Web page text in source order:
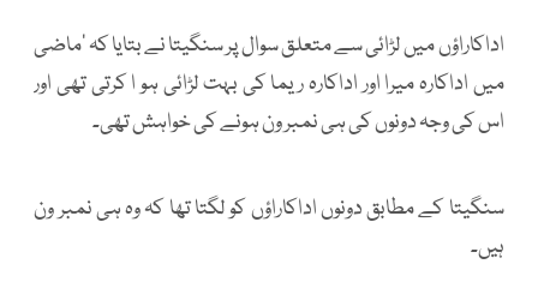
اداکاراؤں میں لڑائی سے متعلق سوال پر سنگیتا نے بتایا کہ ’ماضی
میں اداکارہ میرا اور اداکارہ ریما کی بہت لڑائی ہو ا کرتی تھی اور
اس کی وجہ دونوں کی ہی نمبر ون ہونے کی خواہش تھی۔
سنگیتا کے مطابق دونوں اداکاراؤں کو لگتا تھا کہ وہ ہی نمبر ون
ہیں۔